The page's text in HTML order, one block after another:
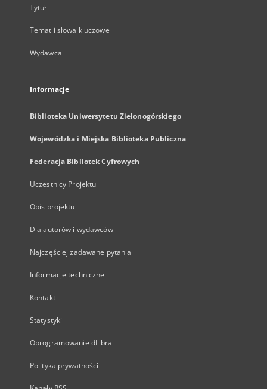
Tytuł
Temat i słowa kluczowe
Wydawca
Informacje
Biblioteka Uniwersytetu Zielonogórskiego
Wojewódzka i Miejska Biblioteka Publiczna
Federacja Bibliotek Cyfrowych
Uczestnicy Projektu
Opis projektu
Dla autorów i wydawców
Najczęściej zadawane pytania
Informacje techniczne
Kontakt
Statystyki
Oprogramowanie dLibra
Polityka prywatności